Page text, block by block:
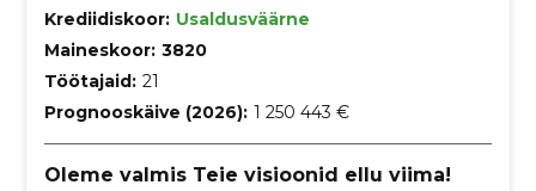
Krediidiskoor: Usaldusväärne
Maineskoor: 3820
Töötajaid: 21
Prognooskäive (2026): 1 250 443 €
Oleme valmis Teie visioonid ellu viima!